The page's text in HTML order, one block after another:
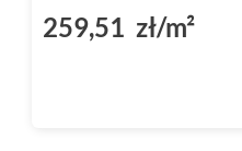
259,51 zł/m²